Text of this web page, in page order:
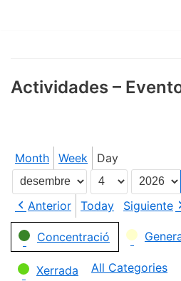
Actividades –
Month Week Day
Month
Day
Year
Anterior
Today
Siguiente
Categories
Concentració
Xerrada All Categories